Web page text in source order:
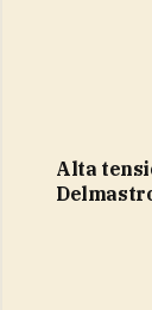
Alta tensione sulle chat di